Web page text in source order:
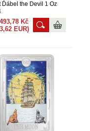
Ďábel the Devil 1 Oz
Kč
EUR)